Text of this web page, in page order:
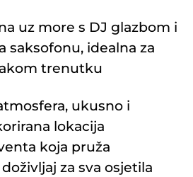
uz more s DJ glazbom i
saksofonu, idealna za
trenutku
ukusno i
lokacija
koja pruža
za sva osjetila